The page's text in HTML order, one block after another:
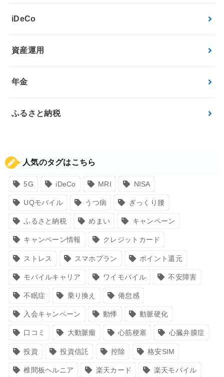
iDeCo
資産運用
年金
ふるさと納税
人気のタグはこちら
5G iDeCo MRI NISA
UQモバイル うつ病 ぎっくり腰
ふるさと納税 めまい キャンペーン
キャンペーン情報 クレジットカード
ストレス スマホプラン ポイント還元
モバイルキャリア ワイモバイル 不安障害
不眠症 乗り換え 倦怠感
入会キャンペーン 動悸 動脈硬化
口コミ 大動脈瘤 心筋梗塞 心臓弁膜症
投資 投資信託 控除 格安SIM
椎間板ヘルニア 楽天カード 楽天モバイル